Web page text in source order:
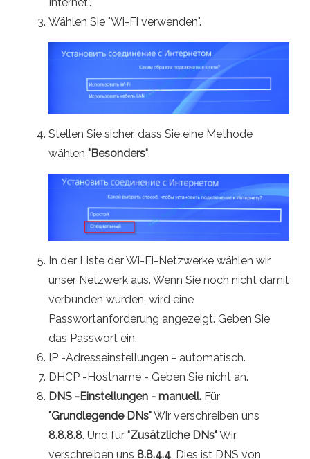
Wählen Sie "Wi-Fi verwenden".
Stellen Sie sicher, dass Sie eine Methode
wählen "Besonders".
In der Liste der Wi-Fi-Netzwerke wählen wir
unser Netzwerk aus. Wenn Sie noch nicht damit
verbunden wurden, wird eine
Passwortanforderung angezeigt. Geben Sie
das Passwort ein.
IP -Adresseinstellungen - automatisch.
DHCP -Hostname - Geben Sie nicht an.
DNS -Einstellungen - manuell. Für
"Grundlegende DNs"Wir verschreiben uns
8.8.8.8. Und für "Zusätzliche DNs"Wir
verschreiben uns 8.8.4.4. Dies ist DNS von